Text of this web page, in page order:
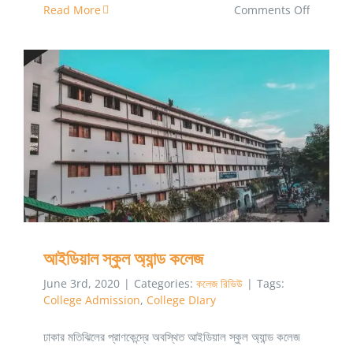
Read More Comments Offon
কলেজ
আইডিয়াল স্কুল অ্যান্ড কলেজ
আইডিয়াল স্কুল অ্যান্ড কলেজ
June 3rd, 2020 | Categories: কলেজ রিভিউ | Tags:
College Admission, College DIary
ঢাকার মতিঝিলের প্রাণকেন্দ্রে অবস্থিত আইডিয়াল স্কুল অ্যান্ড কলেজ